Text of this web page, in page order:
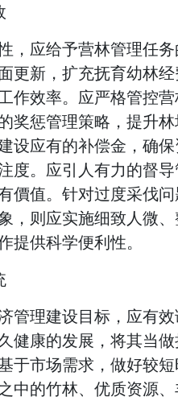
，应给予营林管理任
更新，扩充抚育幼林
作效率。应严格管控
奖惩管理策略，提升
设应有的补偿金，确
度。应引人有力的督
價值。针对过度采伐
，则应实施细致人微
提供科学便利性。
管理建设目标，应有
健康的发展，将其当做
于市场需求，做好较
中的竹林、优质资源